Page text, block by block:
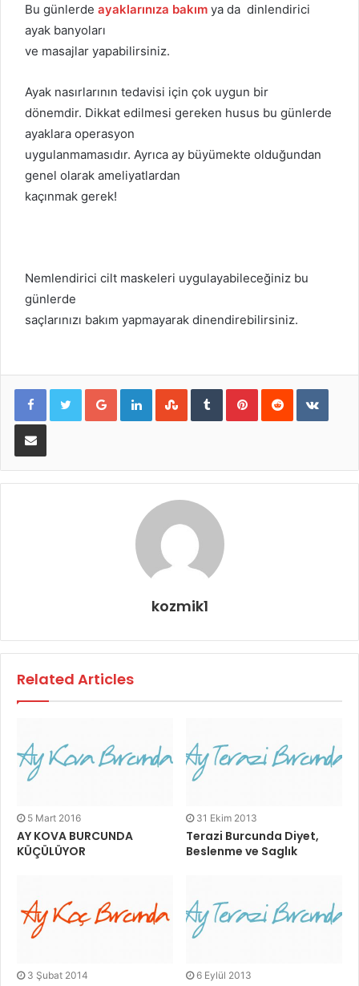
Bu günlerde ayaklarınıza bakım ya da dinlendirici
ayak banyoları
ve masajlar yapabilirsiniz.
Ayak nasırlarının tedavisi için çok uygun bir
dönemdir. Dikkat edilmesi gereken husus bu günlerde
ayaklara operasyon
uygulanmamasıdır. Ayrıca ay büyümekte olduğundan
genel olarak ameliyatlardan
kaçınmak gerek!
Nemlendirici cilt maskeleri uygulayabileceğiniz bu
günlerde
saçlarınızı bakım yapmayarak dinendirebilirsiniz.
Google+LinkedInStumbleUpon
TumblrPinterestReddit
E-Posta ile paylaş
kozmik1
Related Articles
5 Mart 2016
AY KOVA BURCUNDA
KÜÇÜLÜYOR
31 Ekim 2013
Terazi Burcunda Diyet,
Beslenme ve Saglık
3 Şubat 2014 6 Eylül 2013